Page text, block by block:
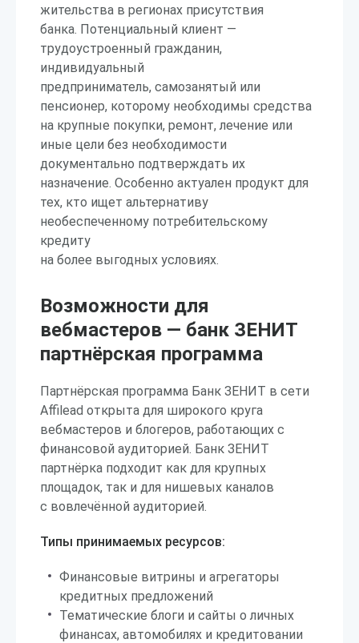
жительства в регионах присутствия
банка. Потенциальный клиент —
трудоустроенный гражданин,
индивидуальный
предприниматель, самозанятый или
пенсионер, которому необходимы средства
на крупные покупки, ремонт, лечение или
иные цели без необходимости
документально подтверждать их
назначение. Особенно актуален продукт для
тех, кто ищет альтернативу
необеспеченному потребительскому
кредиту
на более выгодных условиях.
Возможности для
вебмастеров — банк ЗЕНИТ
партнёрская программа
Партнёрская программа Банк ЗЕНИТ в сети
Affilead открыта для широкого круга
вебмастеров и блогеров, работающих с
финансовой аудиторией. Банк ЗЕНИТ
партнёрка подходит как для крупных
площадок, так и для нишевых каналов
с вовлечённой аудиторией.
Типы принимаемых ресурсов:
Финансовые витрины и агрегаторы
кредитных предложений
Тематические блоги и сайты о личных
финансах, автомобилях и кредитовании